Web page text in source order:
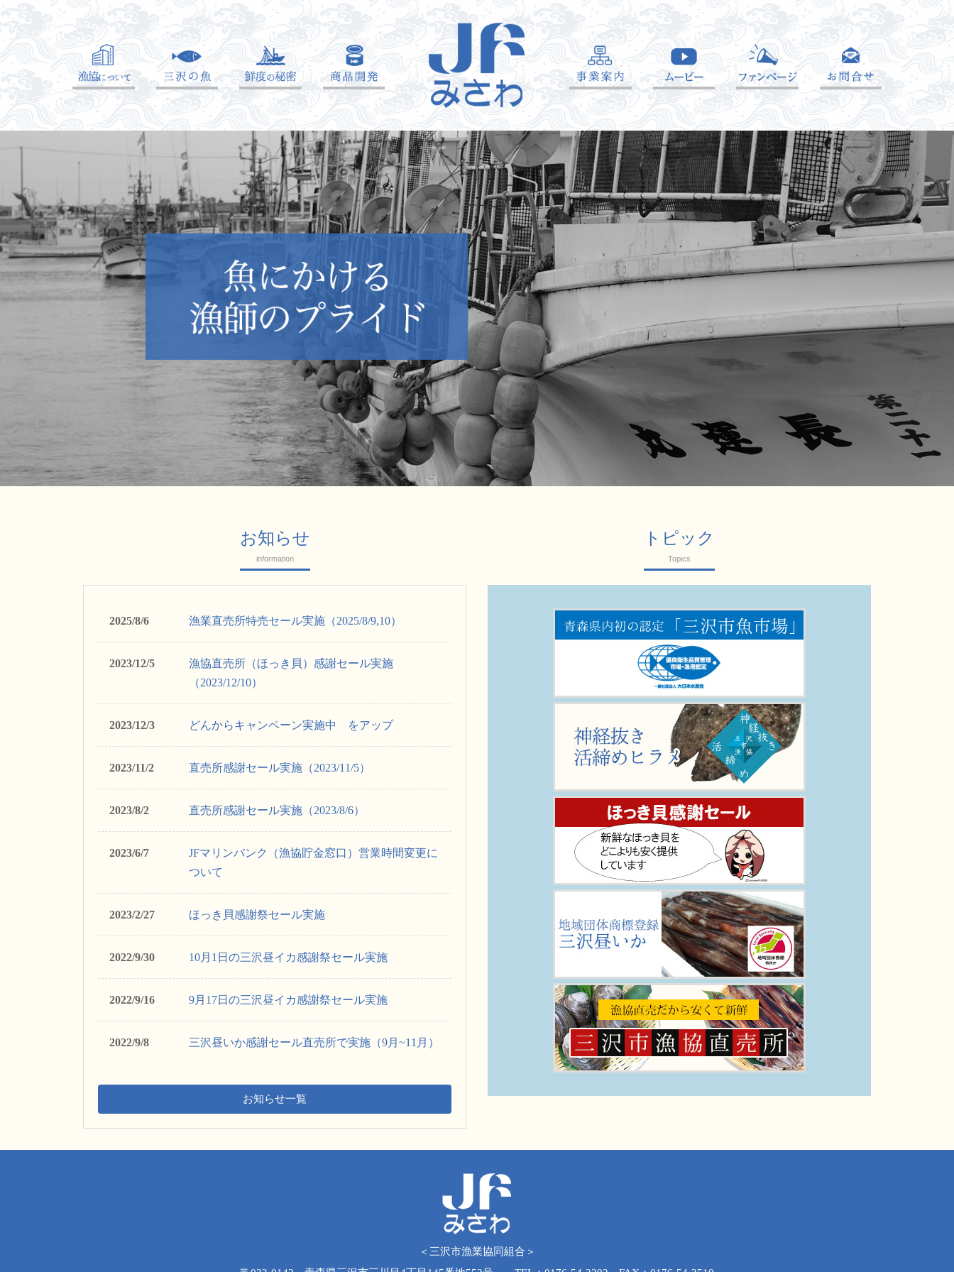
お知らせ
information
2025/8/6 漁業直売所特売セール実施（2025/8/9,10）
2023/12/5
漁協直売所（ほっき貝）感謝セール実施
（2023/12/10）
2023/12/3 どんからキャンペーン実施中 をアップ
2023/11/2 直売所感謝セール実施（2023/11/5）
2023/8/2 直売所感謝セール実施（2023/8/6）
2023/6/7
JFマリンバンク（漁協貯金窓口）営業時間変更に
ついて
2023/2/27 ほっき貝感謝祭セール実施
2022/9/30 10月1日の三沢昼イカ感謝祭セール実施
2022/9/16 9月17日の三沢昼イカ感謝祭セール実施
2022/9/8 三沢昼いか感謝セール直売所で実施（9月~11月）
お知らせ一覧
トピック
Topics
＜三沢市漁業協同組合＞